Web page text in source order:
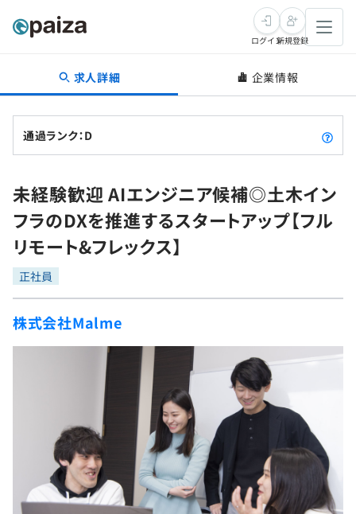
転職・キャリア
転職成功ガイド
転職エージェント
インタビュー
転職成功ガイド
新卒就活
求人検索
本選考
インターン
新卒エージェント
イベント・セミナー
就活成功ガイド
学習
問題集
4択課題
個人向けプラン
プログラミング言語
再チャレンジ結果一覧
ゲーム・マンガ
Tech Team Journal
paizaとは？
ログイン新規登録
求人詳細 企業情報
通過ランク：D
未経験歓迎 AIエンジニア候補◎土木イン
フラのDXを推進するスタートアップ【フル
リモート&フレックス】
正社員
株式会社Malme